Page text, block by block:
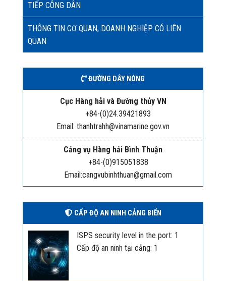
TIẾP CÔNG DÂN
THÔNG TIN CƠ QUAN, DOANH NGHIỆP CÓ LIÊN
QUAN
ĐƯỜNG DÂY NÓNG
Cục Hàng hải và Đường thủy VN
+84-(0)24.39421893
Email: thanhtrahh@vinamarine.gov.vn
Cảng vụ Hàng hải Bình Thuận
+84-(0)915051838
Email:cangvubinhthuan@gmail.com
CẤP ĐỘ AN NINH CẢNG BIỂN
ISPS security level in the port: 1
Cấp độ an ninh tại cảng: 1